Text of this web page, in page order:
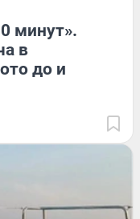
минут».
в
до и